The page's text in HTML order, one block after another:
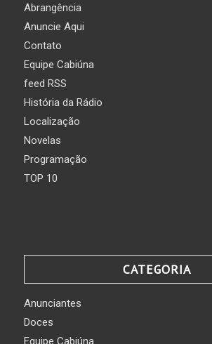
Abrangência
Anuncie Aqui
Contato
Equipe Cabiúna
feed RSS
História da Rádio
Localização
Novelas
Programação
TOP 10
CATEGORIA
Anunciantes
Doces
Equipe Cabiúna